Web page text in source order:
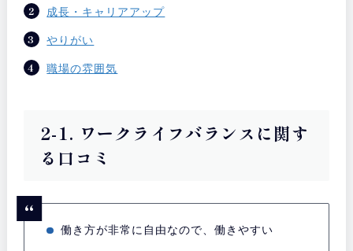
成長・キャリアアップ
やりがい
職場の雰囲気
2-1. ワークライフバランスに関す
る口コミ
働き方が非常に自由なので、働きやすい